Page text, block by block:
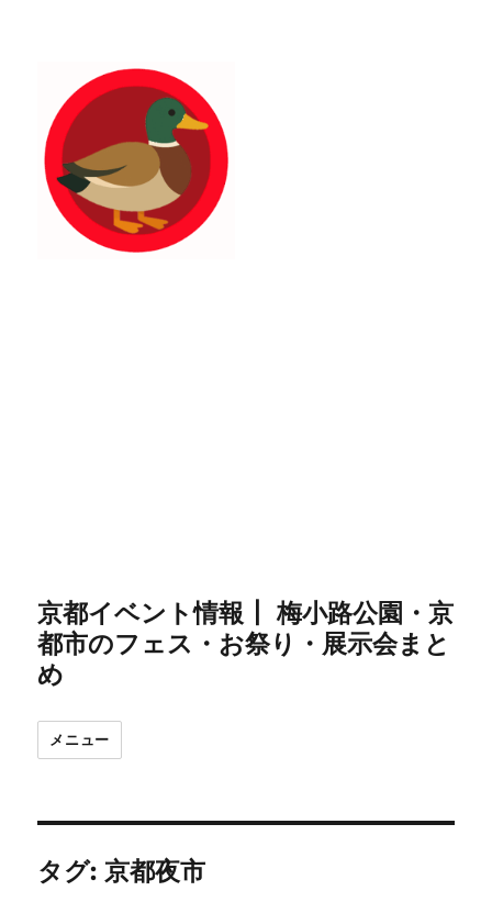
京都イベント情報┃ 梅小路公園・京
都市のフェス・お祭り・展示会まと
め
メニュー
タグ: 京都夜市